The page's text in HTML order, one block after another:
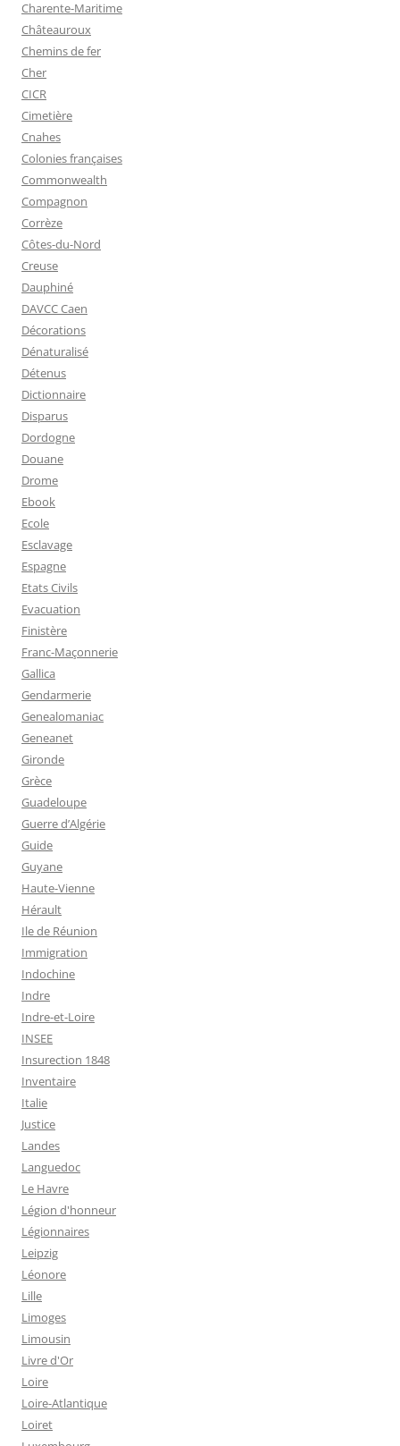
Charente-Maritime
Châteauroux
Chemins de fer
Cher
CICR
Cimetière
Cnahes
Colonies françaises
Commonwealth
Compagnon
Corrèze
Côtes-du-Nord
Creuse
Dauphiné
DAVCC Caen
Décorations
Dénaturalisé
Détenus
Dictionnaire
Disparus
Dordogne
Douane
Drome
Ebook
Ecole
Esclavage
Espagne
Etats Civils
Evacuation
Finistère
Franc-Maçonnerie
Gallica
Gendarmerie
Genealomaniac
Geneanet
Gironde
Grèce
Guadeloupe
Guerre d’Algérie
Guide
Guyane
Haute-Vienne
Hérault
Ile de Réunion
Immigration
Indochine
Indre
Indre-et-Loire
INSEE
Insurection 1848
Inventaire
Italie
Justice
Landes
Languedoc
Le Havre
Légion d'honneur
Légionnaires
Leipzig
Léonore
Lille
Limoges
Limousin
Livre d'Or
Loire
Loire-Atlantique
Loiret